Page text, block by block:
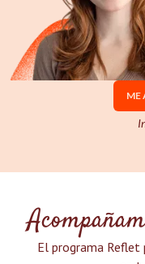
ME
El programa